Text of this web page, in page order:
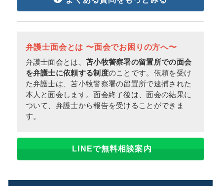
弁護士面会とは 〜面会でお困りの方へ〜
弁護士面会とは、 苫小牧警察署の留置所での面会
を弁護士に依頼する制度のことです。依頼を受け
た弁護士は、苫小牧警察署の留置所で逮捕された
本人と面会します。面会終了後は、面会の結果に
ついて、弁護士から報告を受けることができま
す。
LINEで無料相談案内